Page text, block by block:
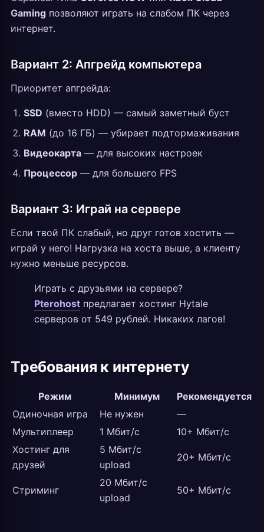
Gaming позволяют играть на слабом ПК через
интернет.
Вариант 2: Апгрейд компьютера
Приоритет апгрейда:
SSD (вместо HDD) — самый заметный буст
RAM (до 16 ГБ) — убирает подтормаживания
Видеокарта — для высоких настроек
Процессор — для большего FPS
Вариант 3: Играй на сервере
Если твой ПК слабый, но друг готов хостить —
играй у него! Нагрузка на хоста выше, а клиенту
нужно меньше ресурсов.
Играть с друзьями на сервере?
Pterohost предлагает хостинг Hytale
серверов от 549 рублей. Никаких лагов!
Требования к интернету
Режим Минимум
Рекомендуется
Одиночная игра
Не нужен
—
Мультиплеер
1 Мбит/с
10+ Мбит/с
Хостинг для
друзей
5 Мбит/с
upload
20+ Мбит/с
Стриминг
20 Мбит/с
upload
50+ Мбит/с